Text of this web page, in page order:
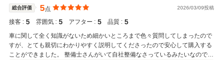
総合評価 5点 2026/03/09投稿
接客 : 5 雰囲気 : 5 アフター : 5 品質 : 5
車に関して全く知識がないため細かいところまで色々質問してしまったので
すが、とても親切にわかりやすく説明してくださったので安心して購入する
ことができました。 整備士さんがいて自社整備なさっているみたいなので、